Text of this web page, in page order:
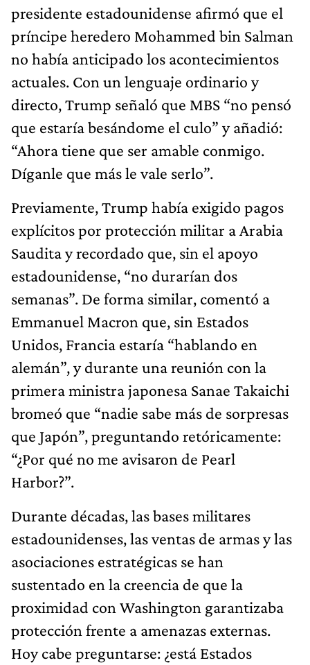
presidente estadounidense afirmó que el
príncipe heredero Mohammed bin Salman
no había anticipado los acontecimientos
actuales. Con un lenguaje ordinario y
directo, Trump señaló que MBS “no pensó
que estaría besándome el culo” y añadió:
“Ahora tiene que ser amable conmigo.
Díganle que más le vale serlo”.
Previamente, Trump había exigido pagos
explícitos por protección militar a Arabia
Saudita y recordado que, sin el apoyo
estadounidense, “no durarían dos
semanas”. De forma similar, comentó a
Emmanuel Macron que, sin Estados
Unidos, Francia estaría “hablando en
alemán”, y durante una reunión con la
primera ministra japonesa Sanae Takaichi
bromeó que “nadie sabe más de sorpresas
que Japón”, preguntando retóricamente:
“¿Por qué no me avisaron de Pearl
Harbor?”.
Durante décadas, las bases militares
estadounidenses, las ventas de armas y las
asociaciones estratégicas se han
sustentado en la creencia de que la
proximidad con Washington garantizaba
protección frente a amenazas externas.
Hoy cabe preguntarse: ¿está Estados